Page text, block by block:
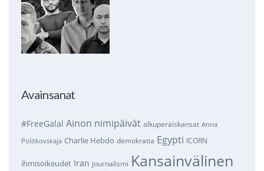
Avainsanat
#FreeGalal Ainon nimipäivät alkuperäiskansat Anna
Politkovskaja Charlie Hebdo demokratia Egypti ICORN
ihmisoikeudet Iran journalismi Kansainvälinen